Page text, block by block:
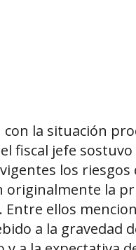
con la situación
fiscal jefe sostuvo
los riesgos
originalmente la
Entre ellos
a la gravedad